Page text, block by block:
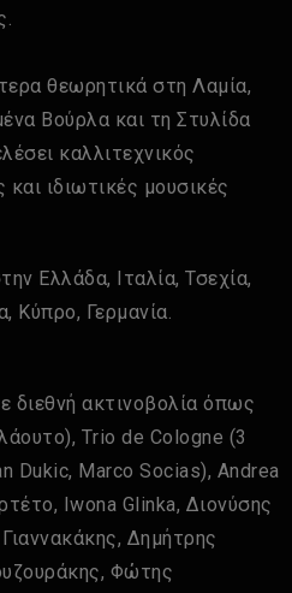
θεωρητικά στη Λαμία,
Βούρλα και τη Στυλίδα
καλλιτεχνικός
ιδιωτικές μουσικές
Ελλάδα, Ιταλία, Τσεχία,
Κύπρο, Γερμανία.
διεθνή ακτινοβολία όπως
Τrio de Cologne (3
Dukic, Marco Socias), Andrea
Iwona Glinka, Διονύσης
Δημήτρης
Φώτης